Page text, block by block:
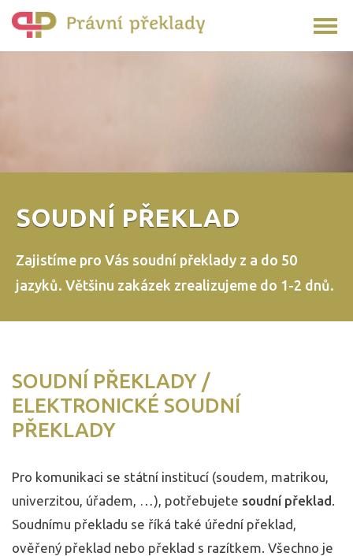
SOUDNÍ PŘEKLAD
Zajistíme pro Vás soudní překlady z a do 50
jazyků. Většinu zakázek zrealizujeme do 1-2 dnů.
SOUDNÍ PŘEKLADY /
ELEKTRONICKÉ SOUDNÍ
PŘEKLADY
Pro komunikaci se státní institucí (soudem, matrikou,
univerzitou, úřadem, …), potřebujete soudní překlad.
Soudnímu překladu se říká také úřední překlad,
ověřený překlad nebo překlad s razítkem. Všechno je